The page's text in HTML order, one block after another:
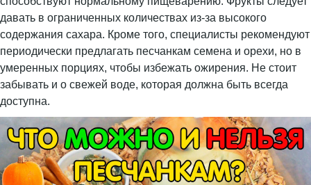
давать в ограниченных количествах из-за высокого
содержания сахара. Кроме того, специалисты рекомендуют
периодически предлагать песчанкам семена и орехи, но в
умеренных порциях, чтобы избежать ожирения. Не стоит
забывать и о свежей воде, которая должна быть всегда
доступна.